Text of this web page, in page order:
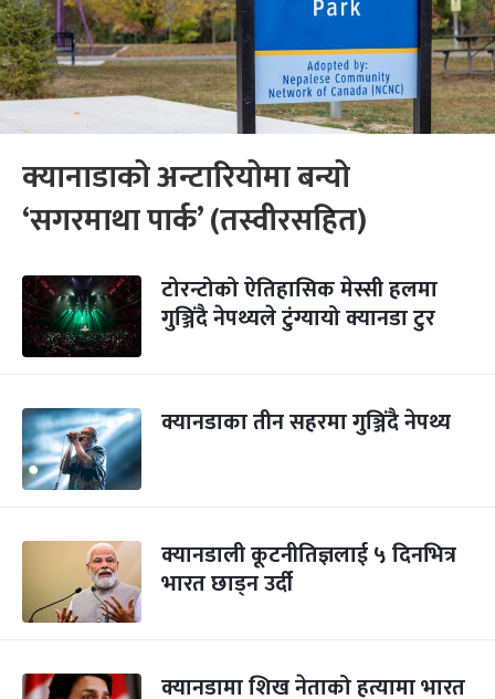
क्यानाडाको अन्टारियोमा बन्यो
‘सगरमाथा पार्क’ (तस्वीरसहित)
टोरन्टोको ऐतिहासिक मेस्सी हलमा
गुञ्जिंदै नेपथ्यले टुंग्यायो क्यानडा टुर
क्यानडाका तीन सहरमा गुञ्जिंदै नेपथ्य
क्यानडाली कूटनीतिज्ञलाई ५ दिनभित्र
भारत छाड्न उर्दी
क्यानडामा शिख नेताको हत्यामा भारत